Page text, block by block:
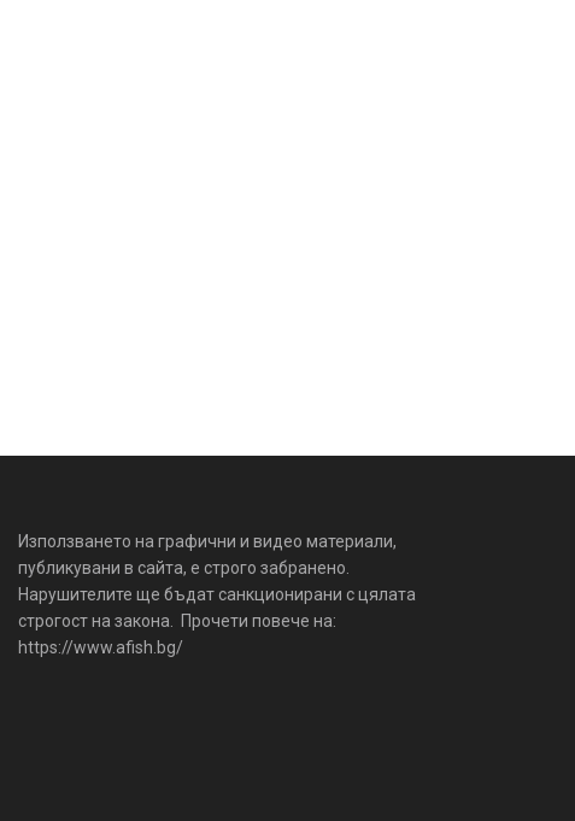
Използването на графични и видео материали,
публикувани в сайта, е строго забранено.
Нарушителите ще бъдат санкционирани с цялата
строгост на закона. Прочети повече на:
https://www.afish.bg/